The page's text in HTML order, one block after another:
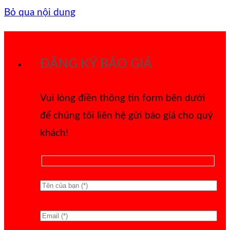
Bỏ qua nội dung
ĐĂNG KÝ BÁO GIÁ
Vui lòng điền thông tin form bên dưới
để chúng tôi liên hệ gửi báo giá cho quý
khách!